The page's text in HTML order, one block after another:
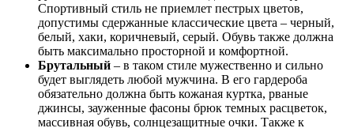
Спортивный стиль не приемлет пестрых цветов,
допустимы сдержанные классические цвета – черный,
белый, хаки, коричневый, серый. Обувь также должна
быть максимально просторной и комфортной.
Брутальный – в таком стиле мужественно и сильно
будет выглядеть любой мужчина. В его гардероба
обязательно должна быть кожаная куртка, рваные
джинсы, зауженные фасоны брюк темных расцветок,
массивная обувь, солнцезащитные очки. Также к